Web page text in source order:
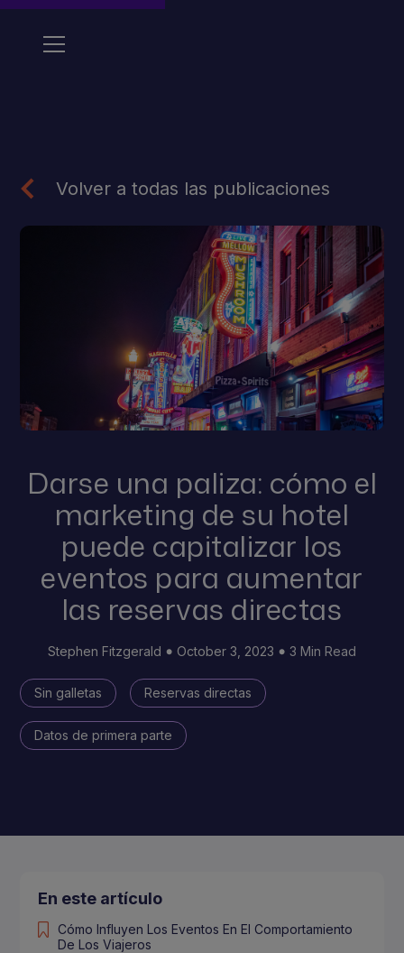
Volver a todas las publicaciones
Darse una paliza: cómo el
marketing de su hotel
puede capitalizar los
eventos para aumentar
las reservas directas
Stephen Fitzgerald October 3, 2023 3 Min Read
Sin galletas Reservas directas
Datos de primera parte
En este artículo
Cómo Influyen Los Eventos En El Comportamiento
De Los Viajeros